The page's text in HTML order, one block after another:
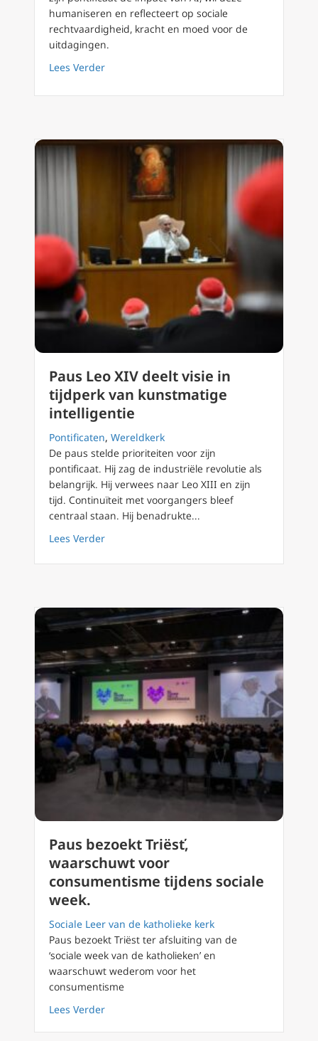
humaniseren en reflecteert op sociale
rechtvaardigheid, kracht en moed voor de
uitdagingen.
Lees Verderabout Paus Leo XIV en de uitdaging van AI
Paus Leo XIV deelt visie in
tijdperk van kunstmatige
intelligentie
Pontificaten, Wereldkerk
De paus stelde prioriteiten voor zijn
pontificaat. Hij zag de industriële revolutie als
belangrijk. Hij verwees naar Leo XIII en zijn
tijd. Continuïteit met voorgangers bleef
centraal staan. Hij benadrukte...
Lees Verderabout Paus Leo XIV deelt visie in tijdperk
Paus bezoekt Triësť,
waarschuwt voor
consumentisme tijdens sociale
week.
Sociale Leer van de katholieke kerk
Paus bezoekt Triëst ter afsluiting van de
‘sociale week van de katholieken’ en
waarschuwt wederom voor het
consumentisme
Lees Verderabout Paus bezoekt Triësť, waarschuwt